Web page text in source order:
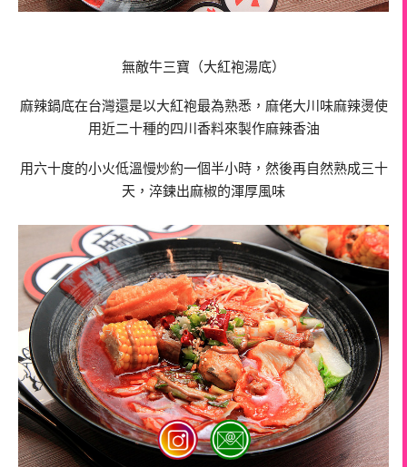
無敵牛三寶（大紅袍湯底）
麻辣鍋底在台灣還是以大紅袍最為熟悉，麻佬大川味麻辣燙使
用近二十種的四川香料來製作麻辣香油
用六十度的小火低溫慢炒約一個半小時，然後再自然熟成三十
天，淬鍊出麻椒的渾厚風味